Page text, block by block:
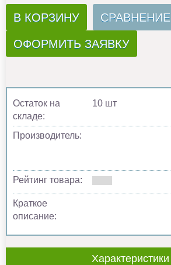
В КОРЗИНУ СРАВНЕНИЕ
ОФОРМИТЬ ЗАЯВКУ
Остаток на
складе:
10 шт
Производитель:
Рейтинг товара:
Краткое
описание:
Характеристики